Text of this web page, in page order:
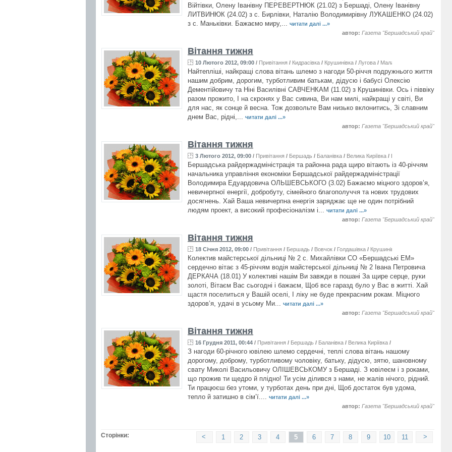
Війтівки, Олену Іванівну ПЕРЕВЕРТНЮК (21.02) з Бершаді, Олену Іванівну
ЛИТВИНЮК (24.02) з с. Бирлівки, Наталію Володимирівну ЛУКАШЕНКО (24.02)
з с. Маньківки. Бажаємо миру,... читати далі ...»
автор: Газета "Бершадський край"
Вітання тижня
10 Лютого 2012, 09:00 / Привітання / Кидрасівка / Крушинівка / Лугова / Мала Киріївка
Найтепліші, найкращі слова вітань шлемо з нагоди 50-річчя подружнього життя
нашим добрим, дорогим, турботливим батькам, дідусю і бабусі Олексію
Дементійовичу та Ніні Василівні САВЧЕНКАМ (11.02) з Крушинівки. Ось і піввіку
разом прожито, І на скронях у Вас сивина, Ви нам милі, найкращі у світі, Ви
для нас, як сонце й весна. Тож дозвольте Вам низько вклонитись, Зі славним
днем Вас, рідні,... читати далі ...»
автор: Газета "Бершадський край"
Вітання тижня
3 Лютого 2012, 09:00 / Привітання / Бершадь / Баланівка / Велика Киріївка / Війтівка
Бершадська райдержадміністрація та районна рада щиро вітають із 40-річчям
начальника управління економіки Бершадської райдержадміністрації
Володимира Едуардовича ОЛЬШЕВСЬКОГО (3.02) Бажаємо міцного здоров’я,
невичерпної енергії, добробуту, сімейного благополуччя та нових трудових
досягнень. Хай Ваша невичерпна енергія заряджає ще не один потрібний
людям проект, а високий професіоналізм і... читати далі ...»
автор: Газета "Бершадський край"
Вітання тижня
18 Січня 2012, 09:00 / Привітання / Бершадь / Вовчок / Голдашівка / Крушинівка
Колектив майстерської дільниці № 2 с. Михайлівки СО «Бершадські ЕМ»
сердечно вітає з 45-річчям водія майстерської дільниці № 2 Івана Петровича
ДЕРКАЧА (18.01) У колективі нашім Ви завжди в пошані За щире серце, руки
золоті, Вітаєм Вас сьогодні і бажаєм, Щоб все гаразд було у Вас в житті. Хай
щастя поселиться у Вашій оселі, І ліку не буде прекрасним рокам. Міцного
здоров’я, удачі в усьому Ми... читати далі ...»
автор: Газета "Бершадський край"
Вітання тижня
16 Грудня 2011, 00:44 / Привітання / Бершадь / Баланівка / Велика Киріївка /
З нагоди 60-річного ювілею шлемо сердечні, теплі слова вітань нашому
дорогому, доброму, турботливому чоловіку, батьку, дідусю, зятю, шановному
свату Миколі Васильовичу ОЛІШЕВСЬКОМУ з Бершаді. З ювілеєм і з роками,
що прожив ти щедро й плідно! Ти усім ділився з нами, не жалів нічого, рідний.
Ти працюєш без утоми, у турботах день при дні, Щоб достаток був удома,
тепло й затишно в сім’ї.... читати далі ...»
автор: Газета "Бершадський край"
Сторінки: >
11
10
9
8
7
6
5
4
3
2
1
<